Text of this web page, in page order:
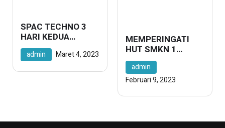
SPAC TECHNO 3
HARI KEDUA
SANGAT SERU
admin Maret 4, 2023
MEMPERINGATI
HUT SMKN 1
TELUK KUANTAN
MENGADAKAN
SPAC (Sport and
TECHNO 3
admin
Februari 9, 2023